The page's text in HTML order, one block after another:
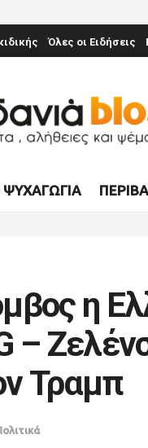
Όλες οι Ειδήσεις
ΨΥΧΑΓΩΓΊΑ
η
–
Τραμπ